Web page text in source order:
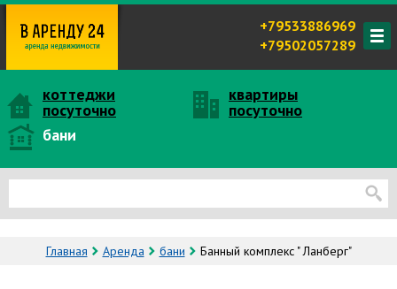
+79533886969
+79502057289
коттеджи
посуточно
квартиры
посуточно
бани
Главная Аренда бани Банный комплекс " Ланберг"